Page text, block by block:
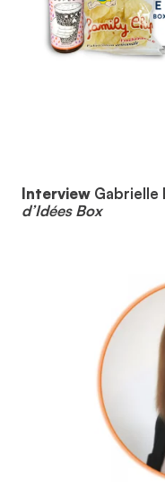
Interview Gabrielle
d’Idées Box